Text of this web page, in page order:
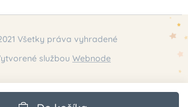
Všetky práva vyhradené
službou Webnode